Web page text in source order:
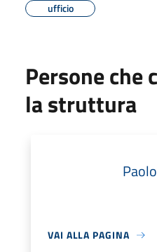
ufficio
Persone che
la struttura
VAI ALLA PAGINA